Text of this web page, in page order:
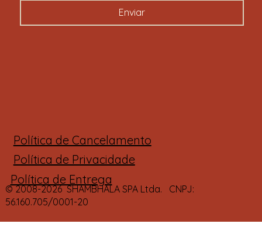
Enviar
Política de Privacidade
Política de Cancelamento
Política de Entrega
© 2008-2026 SHAMBHALA SPA Ltda. CNPJ:
56.160.705/0001-20